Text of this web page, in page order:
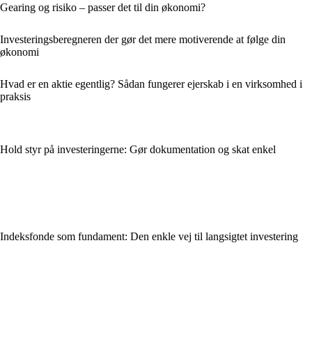
Gearing og risiko – passer det til din økonomi?
Investeringsberegneren der gør det mere motiverende at følge din
økonomi
Hvad er en aktie egentlig? Sådan fungerer ejerskab i en virksomhed i
praksis
Hold styr på investeringerne: Gør dokumentation og skat enkel
Indeksfonde som fundament: Den enkle vej til langsigtet investering